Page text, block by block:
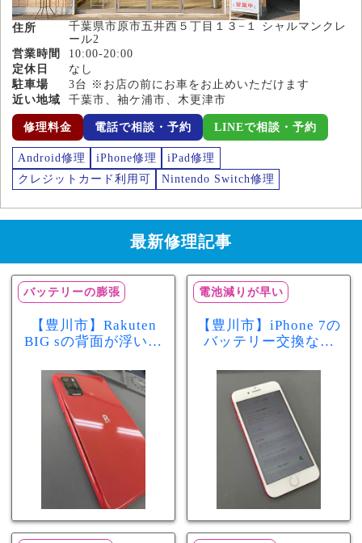
住所
千葉県市原市五井西５丁目１３−１ シャルマンクレ
ール2
営業時間
10:00-20:00
定休日
なし
駐車場
3台 ※お店の前にお車をお止めいただけます
近い地域
千葉市、袖ケ浦市、木更津市
修理料金 電話で相談・予約 LINEで相談・予約
Android修理 iPhone修理
iPad修理
クレジットカード利用可
Nintendo Switch修理
最新修理記事
バッテリーの膨張
【豊川市】Rakuten
BIG sの背面が浮いて
リー膨張のサインか
もしれません！バッ
テリー交換修理事例
電池減りが早い
【豊川市】iPhone 7の
バッテリー交換なら
最大容量70％で電池
の減りが早い症状も
当日60分で改善